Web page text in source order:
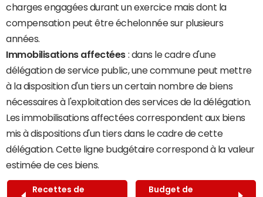
charges engagées durant un exercice mais dont la
compensation peut être échelonnée sur plusieurs
années.
Immobilisations affectées : dans le cadre d'une
délégation de service public, une commune peut mettre
à la disposition d'un tiers un certain nombre de biens
nécessaires à l'exploitation des services de la délégation.
Les immobilisations affectées correspondent aux biens
mis à dispositions d'un tiers dans le cadre de cette
délégation. Cette ligne budgétaire correspond à la valeur
estimée de ces biens.
Recettes de
Budget de